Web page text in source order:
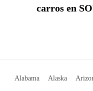
carros en
Alabama Alaska